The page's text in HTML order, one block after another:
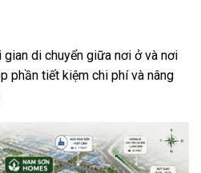
di chuyển giữa nơi ở và nơi
phần tiết kiệm chi phí và nâng